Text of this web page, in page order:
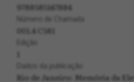
9788585147884
Número de Chamada
001.4 C581
Edição
1
Dados da publicação
Rio de Janeiro: Memória da